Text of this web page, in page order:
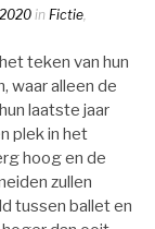
in Fictie,
teken van hun
waar alleen de
laatste jaar
plek in het
hoog en de
zullen
tussen ballet en